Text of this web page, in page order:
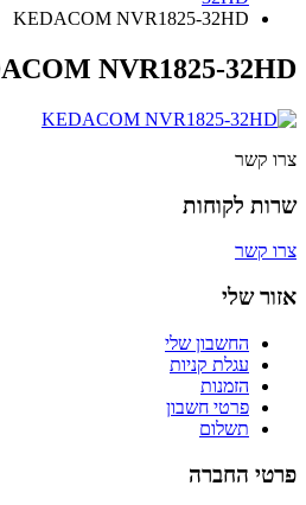
KEDACOM NVR1825-32HD
NVR1825-32HD
צרו קשר
שרות לקוחות
צרו קשר
אזור שלי
החשבון שלי
עגלת קניות
הזמנות
פרטי חשבון
תשלום
פרטי החברה